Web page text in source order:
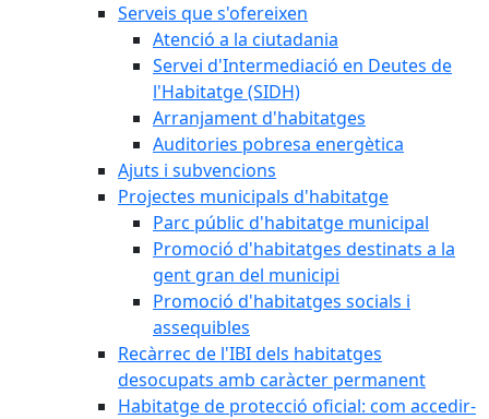
Serveis que s'ofereixen
Atenció a la ciutadania
Servei d'Intermediació en Deutes de
l'Habitatge (SIDH)
Arranjament d'habitatges
Auditories pobresa energètica
Ajuts i subvencions
Projectes municipals d'habitatge
Parc públic d'habitatge municipal
Promoció d'habitatges destinats a la
gent gran del municipi
Promoció d'habitatges socials i
assequibles
Recàrrec de l'IBI dels habitatges
desocupats amb caràcter permanent
Habitatge de protecció oficial: com accedir-